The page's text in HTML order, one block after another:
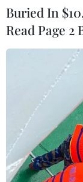
Buried In
Read Page 2